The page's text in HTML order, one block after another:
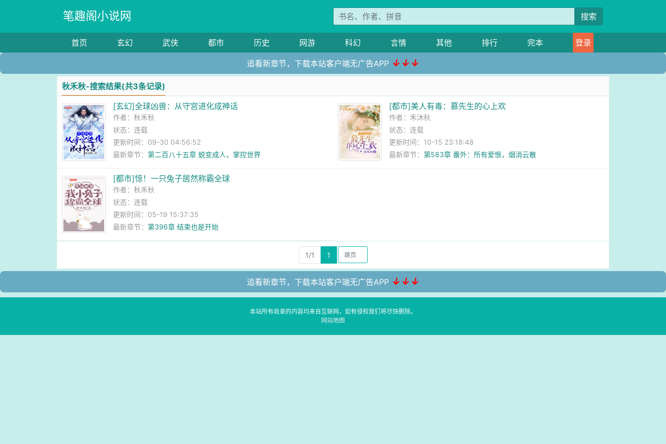
笔趣阁小说网 搜索
首页 玄幻 武侠 都市 历史 网游 科幻 言情 其他 排行 完本 登录
追看新章节，下载本站客户端无广告APP ↓↓↓
秋禾秋-搜索结果(共3条记录)
[玄幻]全球凶兽：从守宫进化成神话
作者：秋禾秋
状态：连载
更新时间：09-30 04:56:52
最新章节：第二百八十五章 蜕变成人，掌控世界
[都市]美人有毒：慕先生的心上欢
作者： 禾沐秋
状态：连载
更新时间：10-15 23:18:48
最新章节： 第583章 番外：所有爱恨，烟消云散
[都市]惊！一只兔子居然称霸全球
作者：秋禾秋
状态：连载
更新时间：05-19 15:37:35
最新章节：第396章 结束也是开始
1/1 1
追看新章节，下载本站客户端无广告APP ↓↓↓
本站所有收录的内容均来自互联网，如有侵权我们将尽快删除。
网站地图